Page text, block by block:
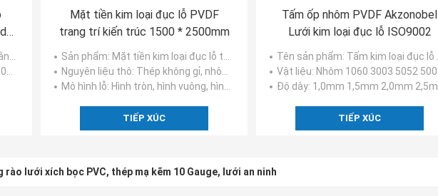
Mặt tiền kim loại đục lỗ PVDF
trang trí kiến ​​trúc 1500 * 2500mm
Sản phẩm: Mặt tiền kim loại đục lỗ trang trí
Nguyên liệu thô: Thép không gỉ, nhôm, thép nóng và lạnh, tấm đồng
Mô hình lỗ: Hình tròn, hình vuông, hình lục giác, tỷ lệ, hình chữ nhật, hình tam giác, hình chữ thập, có rãnh
TIẾP XÚC
Tấm ốp nhôm PVDF Akzonobel
Lưới kim loại đục lỗ ISO9002
Tên sản phẩm: Tấm kim loại đục lỗ cho kiến ​​trúc
Vật liệu: Nhôm 1060 3003 5052 5005 vv
Độ dày: 1,0mm 1,5mm 2,0mm 2,5mm 3,0mm 3,5mm 4,0mm
TIẾP XÚC
rào lưới xích bọc PVC, thép mạ kẽm 10 Gauge, lưới an ninh